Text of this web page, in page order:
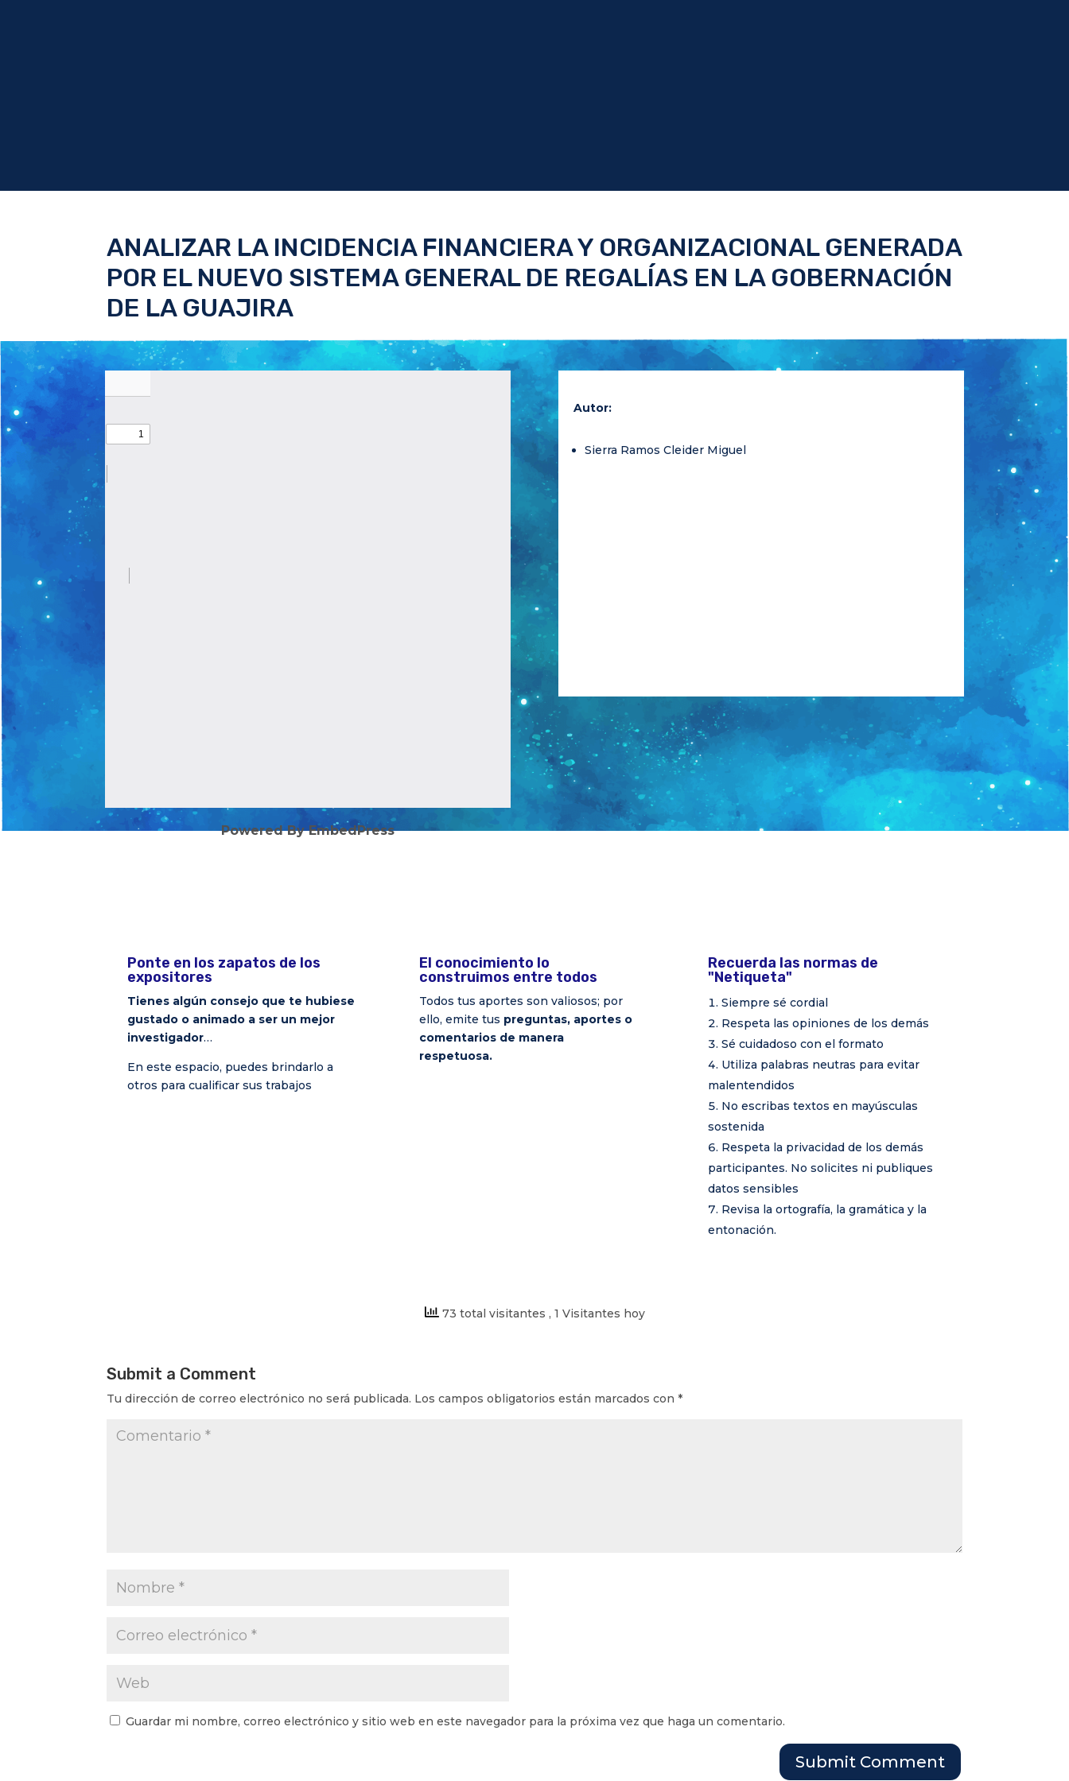
ANALIZAR LA INCIDENCIA FINANCIERA Y ORGANIZACIONAL GENERADA
POR EL NUEVO SISTEMA GENERAL DE REGALÍAS EN LA GOBERNACIÓN
DE LA GUAJIRA
Powered By EmbedPress
Autor:
Sierra Ramos Cleider Miguel
Ponte en los zapatos de los
expositores
Tienes algún consejo que te hubiese
gustado o animado a ser un mejor
investigador…
En este espacio, puedes brindarlo a
otros para cualificar sus trabajos
El conocimiento lo
construimos entre todos
Todos tus aportes son valiosos; por
ello, emite tus preguntas, aportes o
comentarios de manera
respetuosa.
Recuerda las normas de
"Netiqueta"
Siempre sé cordial
Respeta las opiniones de los demás
Sé cuidadoso con el formato
Utiliza palabras neutras para evitar
malentendidos
No escribas textos en mayúsculas
sostenida
Respeta la privacidad de los demás
participantes. No solicites ni publiques
datos sensibles
Revisa la ortografía, la gramática y la
entonación.
73 total visitantes , 1 Visitantes hoy
Submit a Comment
Tu dirección de correo electrónico no será publicada. Los campos obligatorios están marcados con*
Guardar mi nombre, correo electrónico y sitio web en este navegador para la próxima vez que haga un comentario.